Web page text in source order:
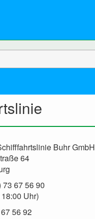
Buhr GmbH
64
73 67 56 90
Uhr)
56 92